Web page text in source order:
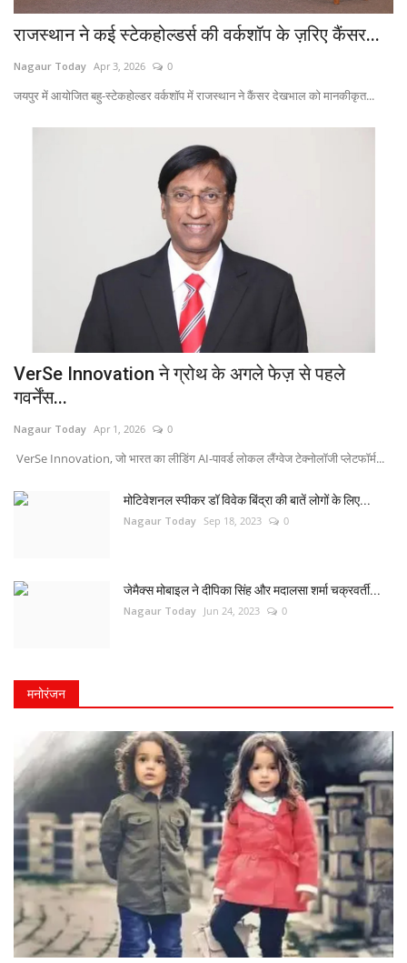
राजस्थान ने कई स्टेकहोल्डर्स की वर्कशॉप के ज़रिए कैंसर...
Nagaur Today Apr 3, 2026 0
जयपुर में आयोजित बहु-स्टेकहोल्डर वर्कशॉप में राजस्थान ने कैंसर देखभाल को मानकीकृत...
VerSe Innovation ने ग्रोथ के अगले फेज़ से पहले
गवर्नेंस...
Nagaur Today Apr 1, 2026 0
VerSe Innovation, जो भारत का लीडिंग AI-पावर्ड लोकल लैंग्वेज टेक्नोलॉजी प्लेटफॉर्म...
मोटिवेशनल स्पीकर डॉ विवेक बिंद्रा की बातें लोगों के लिए...
Nagaur Today Sep 18, 2023 0
जेमैक्स मोबाइल ने दीपिका सिंह और मदालसा शर्मा चक्रवर्ती...
Nagaur Today Jun 24, 2023 0
मनोरंजन